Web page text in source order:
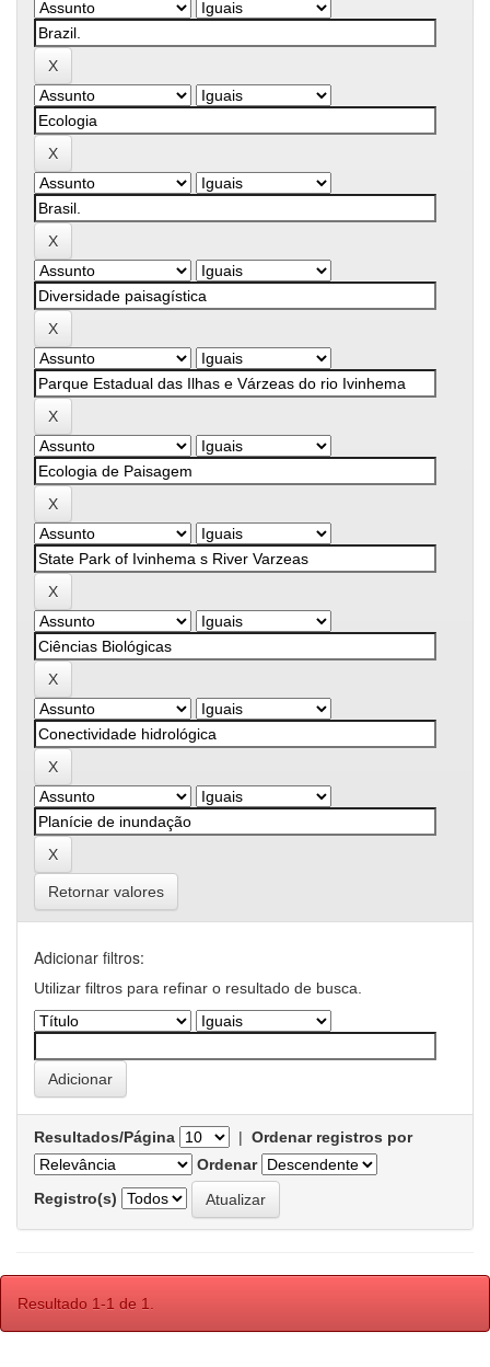
Retornar valores
Adicionar filtros:
Utilizar filtros para refinar o resultado de busca.
Resultados/Página | Ordenar registros por
Ordenar
Registro(s)
Resultado 1-1 de 1.